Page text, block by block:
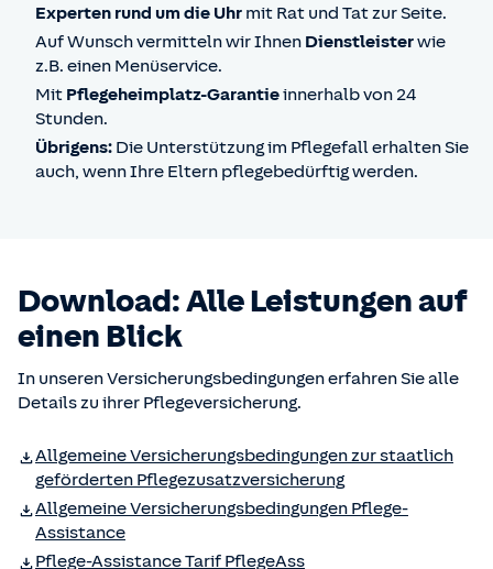
Experten rund um die Uhr mit Rat und Tat zur Seite.
Auf Wunsch vermitteln wir Ihnen Dienstleisterwie
z.B. einen Menüservice.
Mit Pflegeheimplatz-Garantieinnerhalb von 24
Stunden.
Übrigens: Die Unterstützung im Pflegefall erhalten Sie
auch, wenn Ihre Eltern pflegebedürftig werden.
Down­load: Alle Leis­tungen auf
einen Blick
In unseren Versicherungsbedingungen erfahren Sie alle
Details zu ihrer Pflegeversicherung.
Allgemeine Versicherungs­bedingungen zur staatlich
geförderten Pflegezusatz­versicherung
Allgemeine Versicherungs­bedingungen Pflege-
Assistance
Pflege-Assistance Tarif PflegeAss